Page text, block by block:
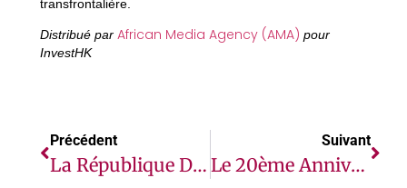
transfrontalière.
Distribué par African Media Agency (AMA) pour
InvestHK
Précédent
La République Démocratique Du Congo Confirme Une Nouvelle Épidémie D’Ebola, L’OMS Intensifie La Riposte D’urgence
Suivant
Le 20ème Anniversaire Des Bâtisseurs De L’Économie Africaine Met À L’honneur Les Pays Aux Politiques Publiques Et Aux Dynamiques De Transformation Efficaces